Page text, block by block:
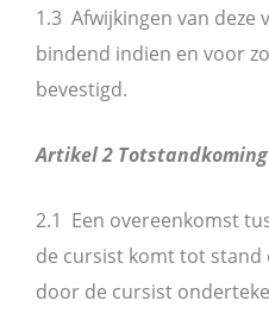
1.3 Afwijkingen van deze
bindend indien en voor
bevestigd.
Artikel 2
2.1 Een overeenkomst
de cursist komt tot
door de cursist